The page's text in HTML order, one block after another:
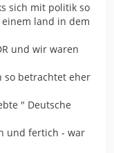
sich mit politik so
land in dem
und wir waren
so betrachtet eher
" Deutsche
und fertich - war